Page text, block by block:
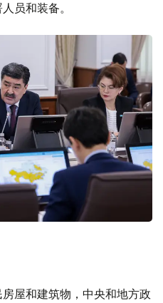
员和装备。
屋和建筑物，中央和地方政